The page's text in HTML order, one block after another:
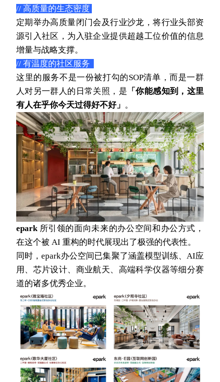
// 高质量的生态密度
定期举办高质量闭门会及行业沙龙，将行业头部资
源引入社区，为入驻企业提供超越工位价值的信息
增量与战略支撑。
// 有温度的社区服务
这里的服务不是一份被打勾的SOP清单，而是一群
人对另一群人的日常关照，是 「你能感知到，这里
有人在乎你今天过得好不好」 。
epark 所引领的面向未来的办公空间和办公方式，
在这个被 AI 重构的时代展现出了极强的代表性。
同时，epark办公空间已集聚了涵盖模型训练、AI应
用、芯片设计、商业航天、高端科学仪器等细分赛
道的诸多优秀企业。